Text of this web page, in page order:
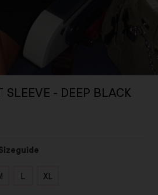
SLEEVE - DEEP BLACK
L XL